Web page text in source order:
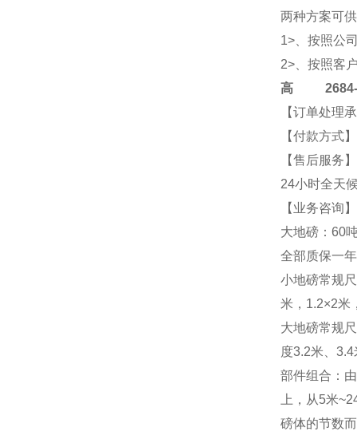
两种方案可
1>、按照公
2>、按照客
高2684-
【订单处理
【付款方式
【售后服务
24小时全天
【业务咨询
大地磅：60
全部质保一
小地磅常规
米，1.2×2米
大地磅常规
度3.2米、
部件组合：
上，从5米
磅体的节数